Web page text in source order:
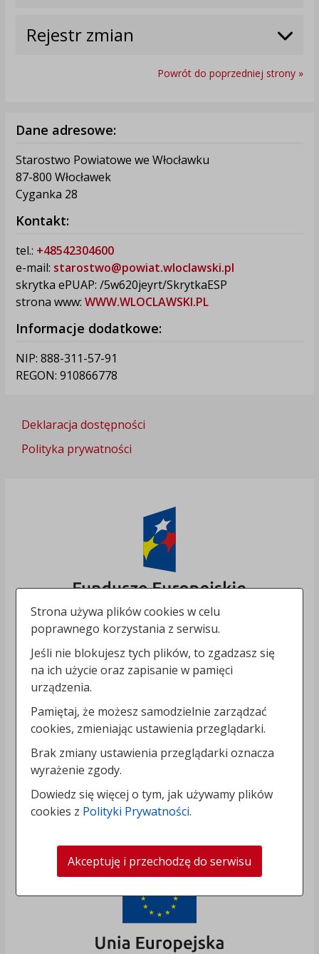
Rejestr zmian
Powrót do poprzedniej strony »
Dane adresowe:
Starostwo Powiatowe we Włocławku
87-800 Włocławek
Cyganka 28
Kontakt:
tel.: +48542304600
e-mail: starostwo@powiat.wloclawski.pl
skrytka ePUAP: /5w620jeyrt/SkrytkaESP
strona www: WWW.WLOCLAWSKI.PL
Informacje dodatkowe:
NIP: 888-311-57-91
REGON: 910866778
Deklaracja dostępności
Polityka prywatności
Strona używa plików cookies w celu
poprawnego korzystania z serwisu.
Jeśli nie blokujesz tych plików, to zgadzasz się
na ich użycie oraz zapisanie w pamięci
urządzenia.
Pamiętaj, że możesz samodzielnie zarządzać
cookies, zmieniając ustawienia przeglądarki.
Brak zmiany ustawienia przeglądarki oznacza
wyrażenie zgody.
Dowiedz się więcej o tym, jak używamy plików
cookies z Polityki Prywatności.
Akceptuję i przechodzę do serwisu